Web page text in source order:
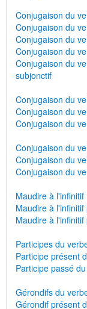
Conjugaison du
Conjugaison du
Conjugaison du
Conjugaison du
Conjugaison du
subjonctif
Conjugaison du
Conjugaison du
Conjugaison du
Conjugaison du
Conjugaison du
Conjugaison du
Maudire à l'infinitif
Maudire à l'infinitif
Maudire à l'infinitif
Participes du
Participe présent
Participe passé
Gérondifs du
Gérondif présent